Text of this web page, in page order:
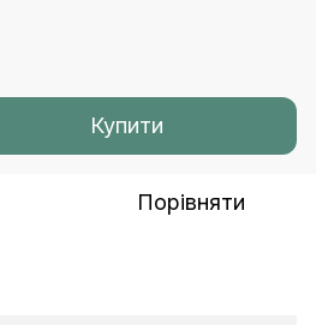
Купити
Порівняти